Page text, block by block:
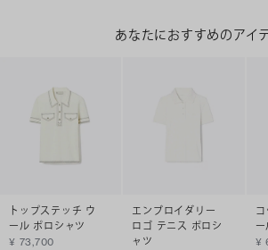
あなたにおすすめのアイ
トップステッチ ウ
ール ポロシャツ
¥ 73,700
エンブロイダリー
ロゴ テニス ポロシ
ャツ
¥